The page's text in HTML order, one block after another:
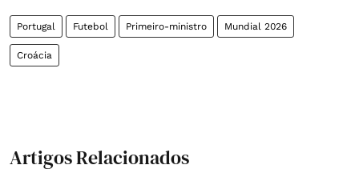
Portugal Futebol Primeiro-ministro Mundial 2026
Croácia
Artigos Relacionados